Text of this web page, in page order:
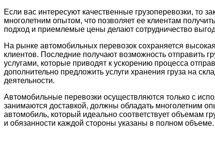
Если вас интересуют качественные грузоперевозки, то
многолетним опытом, что позволяет ее клиентам
подход и приемлемые цены делают сотрудничество
На рынке автомобильных перевозок сохраняется
клиентов. Последние получают возможность отправить
услугами, которые приводят к ускорению процесса
дополнительно предложить услуги хранения груза на
деятельности.
Автомобильные перевозки осуществляются только с
занимаются доставкой, должны обладать многолетним
автомобиль, который идеально соответствует объемам
и обязанности каждой стороны указаны в полном объеме.